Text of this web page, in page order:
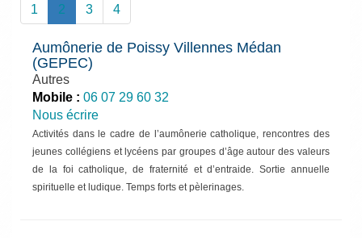
1 2 (current)
3 4
Aumônerie de Poissy Villennes Médan
(GEPEC)
Autres
Mobile : 06 07 29 60 32
Nous écrire
Activités dans le cadre de l’aumônerie catholique, rencontres des
jeunes collégiens et lycéens par groupes d’âge autour des valeurs
de la foi catholique, de fraternité et d’entraide. Sortie annuelle
spirituelle et ludique. Temps forts et pèlerinages.